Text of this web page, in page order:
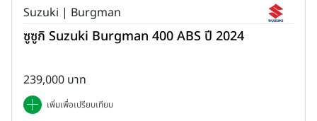
Suzuki | Burgman
ซูซูกิ Suzuki Burgman 400 ABS ปี 2024
239,000 บาท
เพิ่มเพื่อเปรียบเทียบ